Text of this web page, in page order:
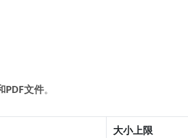
PDF文件。
大小上限